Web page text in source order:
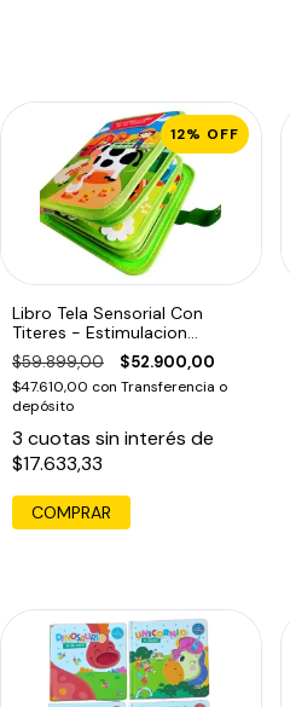
12% OFF
Libro Tela Sensorial Con
Titeres - Estimulacion
temprana
$59.899,00 $52.900,00
$47.610,00 con Transferencia o
depósito
3 cuotas sin interés de
$17.633,33